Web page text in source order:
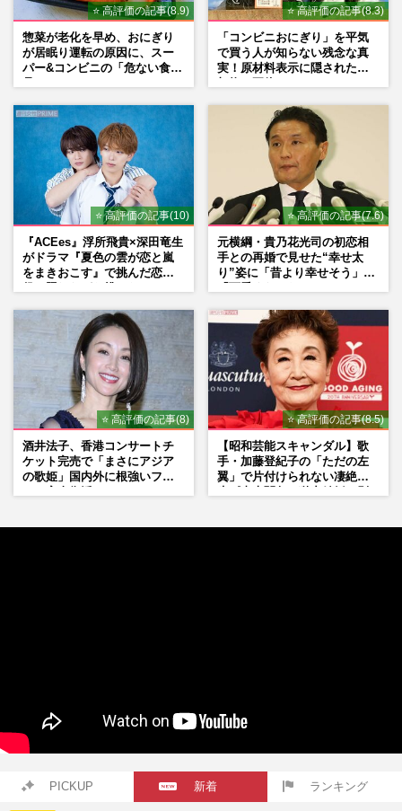
⭐ 高評価の記事(8.9)
惣菜が老化を早め、おにぎり
が居眠り運転の原因に、スー
パー&コンビニの「危ない食
⭐ 高評価の記事(8.3)
「コンビニおにぎり」を平気
で買う人が知らない残念な真
実！原材料表示に隠された添
⭐ 高評価の記事(10)
『ACEes』浮所飛貴×深田竜生
がドラマ『夏色の雲が恋と嵐
をまきおこす』で挑んだ恋人
⭐ 高評価の記事(7.6)
元横綱・貴乃花光司の初恋相
手との再婚で見せた“幸せ太
り”姿に「昔より幸せそう」
⭐ 高評価の記事(8)
酒井法子、香港コンサートチ
ケット完売で「まさにアジア
の歌姫」国内外に根強いファ
⭐ 高評価の記事(8.5)
【昭和芸能スキャンダル】歌
手・加藤登紀子の「ただの左
翼」で片付けられない凄絶半
PICKUP 新着 ランキング